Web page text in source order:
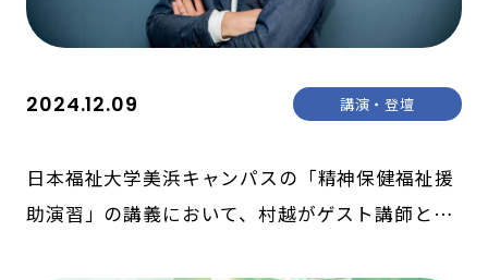
2024.12.09 講演・登壇
日本福祉大学美浜キャンパスの「精神保健福祉援
助演習」の講義において、村越がゲスト講師とし